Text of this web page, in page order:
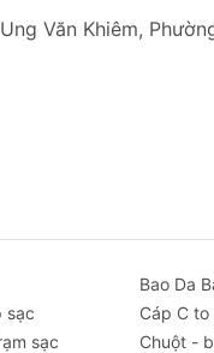
Văn Khiêm,
Bao Da
sạc Cáp C to
sạc Chuột -